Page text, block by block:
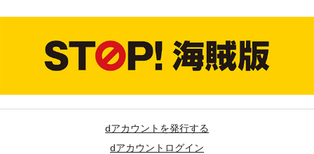
dアカウントを発行する
dアカウントログイン